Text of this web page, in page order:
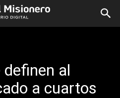
al
a cuartos